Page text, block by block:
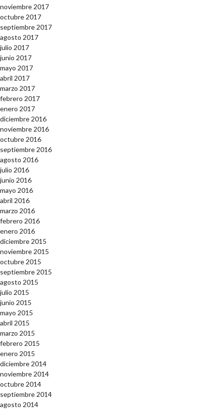
noviembre 2017
octubre 2017
septiembre 2017
agosto 2017
julio 2017
junio 2017
mayo 2017
abril 2017
marzo 2017
febrero 2017
enero 2017
diciembre 2016
noviembre 2016
octubre 2016
septiembre 2016
agosto 2016
julio 2016
junio 2016
mayo 2016
abril 2016
marzo 2016
febrero 2016
enero 2016
diciembre 2015
noviembre 2015
octubre 2015
septiembre 2015
agosto 2015
julio 2015
junio 2015
mayo 2015
abril 2015
marzo 2015
febrero 2015
enero 2015
diciembre 2014
noviembre 2014
octubre 2014
septiembre 2014
agosto 2014